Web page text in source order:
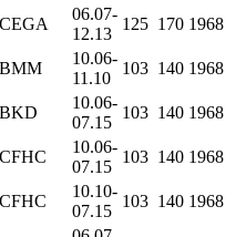
CEGA
06.07-
12.13
125 170 1968
BMM
10.06-
11.10
103 140 1968
BKD
10.06-
07.15
103 140 1968
CFHC
10.06-
07.15
103 140 1968
CFHC
10.10-
07.15
103 140 1968